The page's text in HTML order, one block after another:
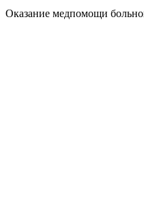
Оказание медпомощи